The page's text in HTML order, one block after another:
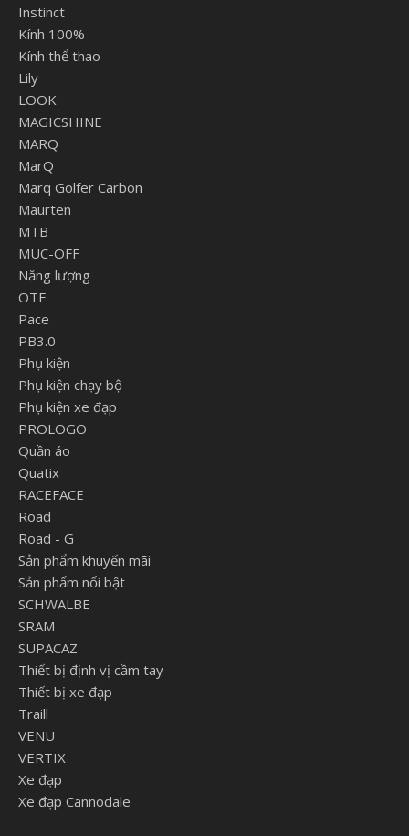
Instinct
Kính 100%
Kính thể thao
Lily
LOOK
MAGICSHINE
MARQ
MarQ
Marq Golfer Carbon
Maurten
MTB
MUC-OFF
Năng lượng
OTE
Pace
PB3.0
Phụ kiện
Phụ kiện chạy bộ
Phụ kiện xe đạp
PROLOGO
Quần áo
Quatix
RACEFACE
Road
Road - G
Sản phẩm khuyến mãi
Sản phẩm nổi bật
SCHWALBE
SRAM
SUPACAZ
Thiết bị định vị cầm tay
Thiết bị xe đạp
Traill
VENU
VERTIX
Xe đạp
Xe đạp Cannodale